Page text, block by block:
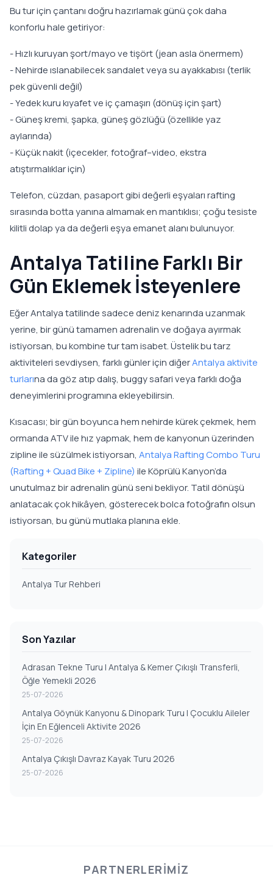
Bu tur için çantanı doğru hazırlamak günü çok daha
konforlu hale getiriyor:
- Hızlı kuruyan şort/mayo ve tişört (jean asla önermem)
- Nehirde ıslanabilecek sandalet veya su ayakkabısı (terlik
pek güvenli değil)
- Yedek kuru kıyafet ve iç çamaşırı (dönüş için şart)
- Güneş kremi, şapka, güneş gözlüğü (özellikle yaz
aylarında)
- Küçük nakit (içecekler, fotoğraf–video, ekstra
atıştırmalıklar için)
Telefon, cüzdan, pasaport gibi değerli eşyaları rafting
sırasında botta yanına almamak en mantıklısı; çoğu tesiste
kilitli dolap ya da değerli eşya emanet alanı bulunuyor.
Antalya Tatiline Farklı Bir
Gün Eklemek İsteyenlere
Eğer Antalya tatilinde sadece deniz kenarında uzanmak
yerine, bir günü tamamen adrenalin ve doğaya ayırmak
istiyorsan, bu kombine tur tam isabet. Üstelik bu tarz
aktiviteleri sevdiysen, farklı günler için diğerAntalya aktivite
turlarına da göz atıp dalış, buggy safari veya farklı doğa
deneyimlerini programına ekleyebilirsin.
Kısacası; bir gün boyunca hem nehirde kürek çekmek, hem
ormanda ATV ile hız yapmak, hem de kanyonun üzerinden
zipline ile süzülmek istiyorsan, Antalya Rafting Combo Turu
(Rafting + Quad Bike + Zipline) ile Köprülü Kanyon’da
unutulmaz bir adrenalin günü seni bekliyor. Tatil dönüşü
anlatacak çok hikâyen, gösterecek bolca fotoğrafın olsun
istiyorsan, bu günü mutlaka planına ekle.
Kategoriler
Antalya Tur Rehberi
Son Yazılar
Adrasan Tekne Turu | Antalya & Kemer Çıkışlı Transferli,
Öğle Yemekli 2026
25-07-2026
Antalya Göynük Kanyonu & Dinopark Turu | Çocuklu Aileler
İçin En Eğlenceli Aktivite 2026
25-07-2026
Antalya Çıkışlı Davraz Kayak Turu 2026
25-07-2026
PARTNERLERIMIZ